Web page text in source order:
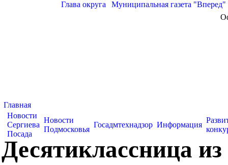
Глава округа Муниципальная газета "Вперед"
Главная
Новости
Сергиева
Посада
Новости
Подмосковья
Госадмтехнадзор Информация
Десятиклассница